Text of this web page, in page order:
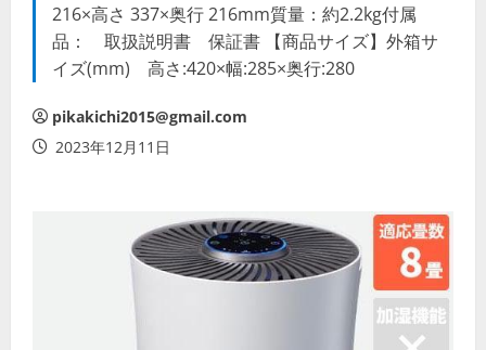
216×高さ 337×奥行 216mm質量：約2.2kg付属
品： 取扱説明書 保証書 【商品サイズ】外箱サ
イズ(mm) 高さ:420×幅:285×奥行:280
pikakichi2015@gmail.com
2023年12月11日